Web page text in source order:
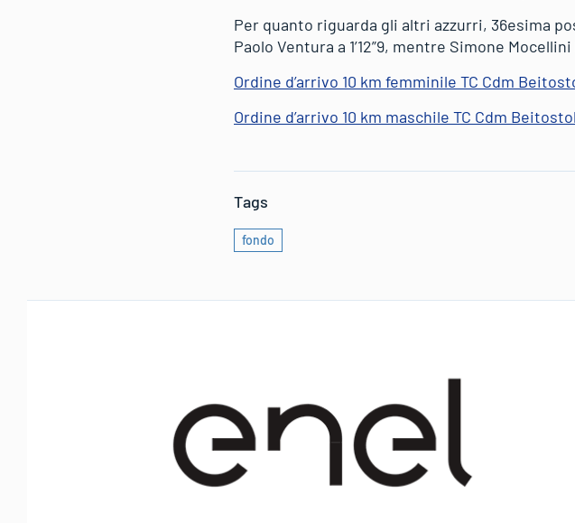
Per quanto riguarda gli altri azzurri, 36esima
Paolo Ventura a 1’12”9, mentre Simone Mocellini
Ordine d’arrivo 10 km femminile TC Cdm
Ordine d’arrivo 10 km maschile TC Cdm
Tags
fondo